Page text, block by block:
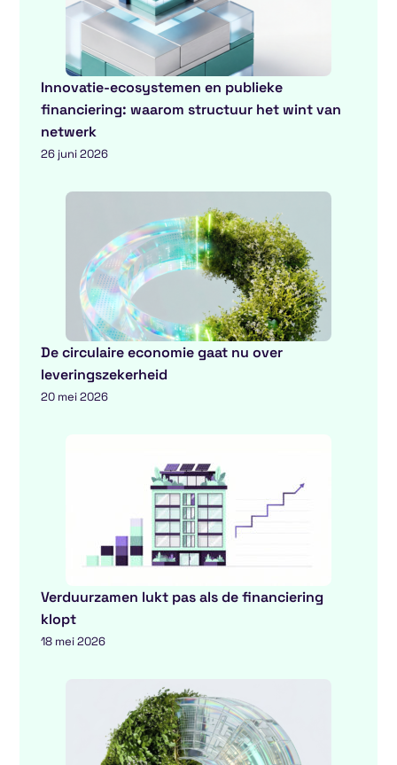
Innovatie-ecosystemen en publieke
financiering: waarom structuur het wint van
netwerk
26 juni 2026
De circulaire economie gaat nu over
leveringszekerheid
20 mei 2026
Verduurzamen lukt pas als de financiering
klopt
18 mei 2026